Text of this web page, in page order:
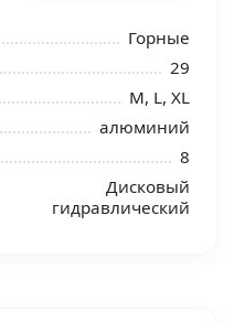
Горные
29
M, L, XL
алюминий
8
Дисковый
гидравлический